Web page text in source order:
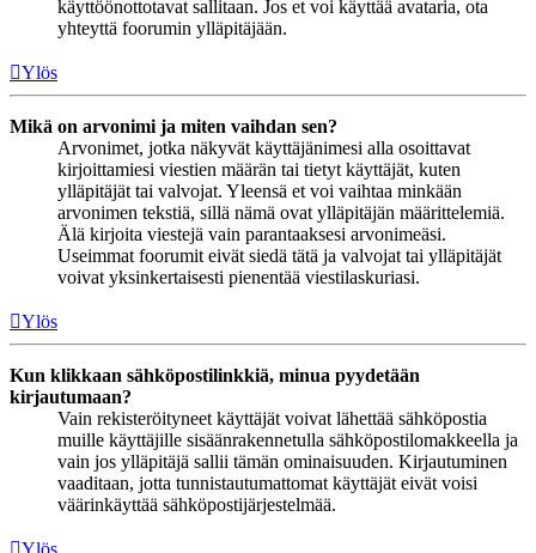
käyttöönottotavat sallitaan. Jos et voi käyttää avataria, ota
yhteyttä foorumin ylläpitäjään.
Ylös
Mikä on arvonimi ja miten vaihdan sen?
Arvonimet, jotka näkyvät käyttäjänimesi alla osoittavat
kirjoittamiesi viestien määrän tai tietyt käyttäjät, kuten
ylläpitäjät tai valvojat. Yleensä et voi vaihtaa minkään
arvonimen tekstiä, sillä nämä ovat ylläpitäjän määrittelemiä.
Älä kirjoita viestejä vain parantaaksesi arvonimeäsi.
Useimmat foorumit eivät siedä tätä ja valvojat tai ylläpitäjät
voivat yksinkertaisesti pienentää viestilaskuriasi.
Ylös
Kun klikkaan sähköpostilinkkiä, minua pyydetään
kirjautumaan?
Vain rekisteröityneet käyttäjät voivat lähettää sähköpostia
muille käyttäjille sisäänrakennetulla sähköpostilomakkeella ja
vain jos ylläpitäjä sallii tämän ominaisuuden. Kirjautuminen
vaaditaan, jotta tunnistautumattomat käyttäjät eivät voisi
väärinkäyttää sähköpostijärjestelmää.
Ylös